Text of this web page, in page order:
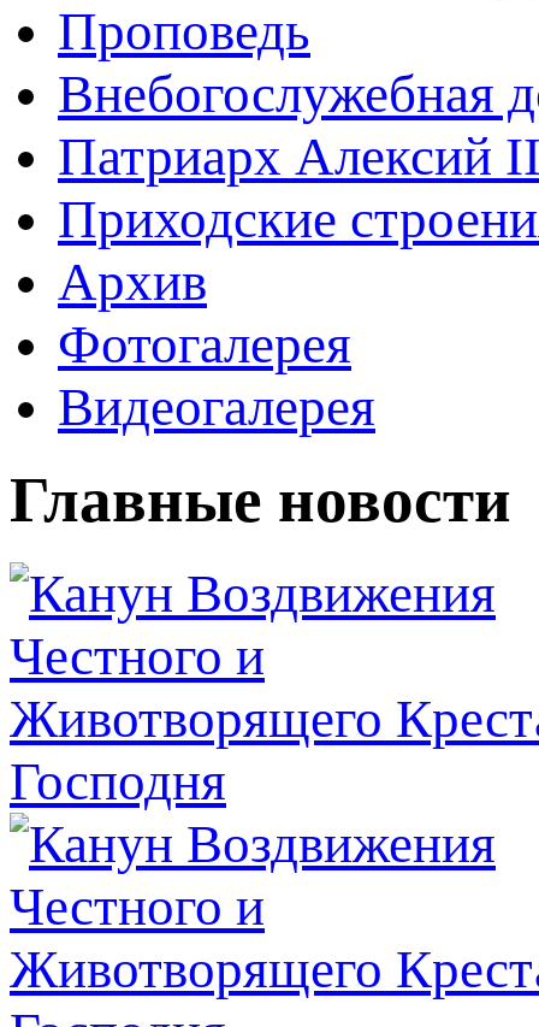
Проповедь
Внебогослужебная
Патриарх Алексий
Приходские
Архив
Фотогалерея
Видеогалерея
Главные новости